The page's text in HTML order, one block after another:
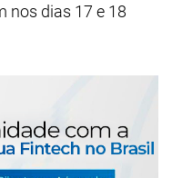
nos dias 17 e 18